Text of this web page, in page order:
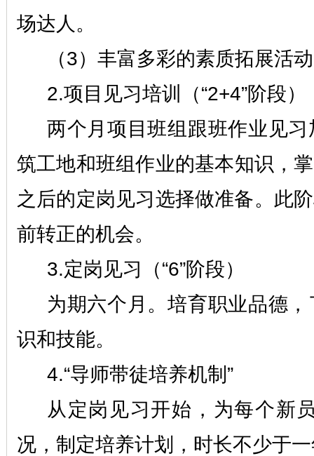
场达人。
（3）丰富多彩的素质拓展活
2.项目见习培训（“2+4”阶段）
两个月项目班组跟班作业见
筑工地和班组作业的基本知识，
之后的定岗见习选择做准备。此
前转正的机会。
3.定岗见习（“6”阶段）
为期六个月。培育职业品德
识和技能。
4.“导师带徒培养机制”
从定岗见习开始，为每个新
况，制定培养计划，时长不少于